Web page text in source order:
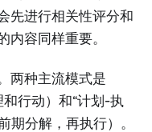
先进行相关性评分和
内容同样重要。
两种主流模式是
行动）和“计划-执
期分解，再执行）。